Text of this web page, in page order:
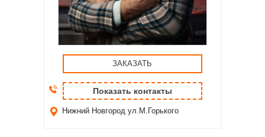
ЗАКАЗАТЬ
Показать контакты
Нижний Новгород ул.М.Горького